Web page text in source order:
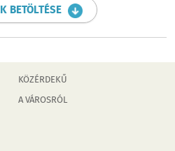
BETÖLTÉSE
KÖZÉRDEKŰ
A VÁROSRÓL